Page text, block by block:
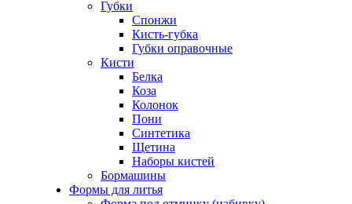
Губки
Спонжи
Кисть-губка
Губки оправочные
Кисти
Белка
Коза
Колонок
Пони
Синтетика
Щетина
Наборы кистей
Бормашины
Формы для литья